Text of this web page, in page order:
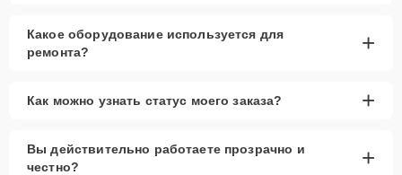
Какое оборудование используется для
ремонта?
+
Как можно узнать статус моего заказа? +
Вы действительно работаете прозрачно и
честно?
+